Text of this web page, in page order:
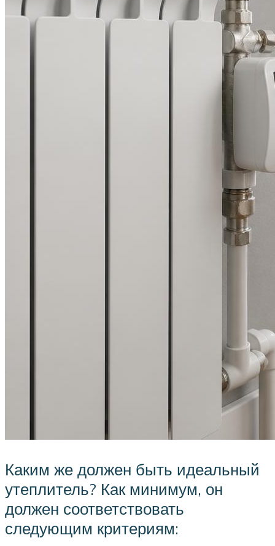
Каким же должен быть идеальный
утеплитель? Как минимум, он
должен соответствовать
следующим критериям: